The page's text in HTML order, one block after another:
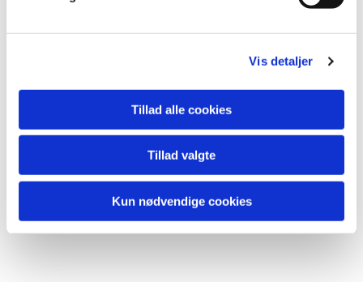
Vis detaljer
Tillad alle cookies
Tillad valgte
Kun nødvendige cookies